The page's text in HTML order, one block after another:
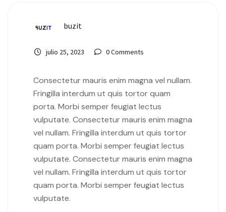
buzit
julio 25, 2023 0 Comments
Consectetur mauris enim magna vel nullam.
Fringilla interdum ut quis tortor quam
porta. Morbi semper feugiat lectus
vulputate. Consectetur mauris enim magna
vel nullam. Fringilla interdum ut quis tortor
quam porta. Morbi semper feugiat lectus
vulputate. Consectetur mauris enim magna
vel nullam. Fringilla interdum ut quis tortor
quam porta. Morbi semper feugiat lectus
vulputate.